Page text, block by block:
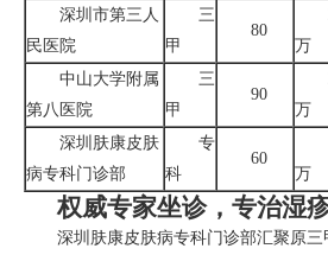
深圳市第三人
民医院
三
甲
80
万
中山大学附属
第八医院
三
甲
90
万
深圳肤康皮肤
病专科门诊部
专
科
60
万
权威专家坐诊，专治湿
深圳肤康皮肤病专科门诊部汇聚原